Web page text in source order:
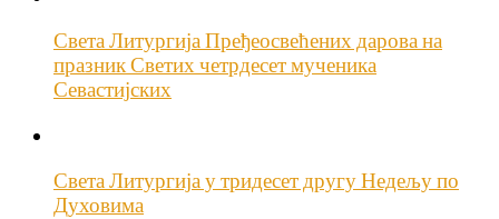
Света Литургија Пређеосвећених дарова на
празник Светих четрдесет мученика
Севастијских
Света Литургија у тридесет другу Недељу по
Духовима